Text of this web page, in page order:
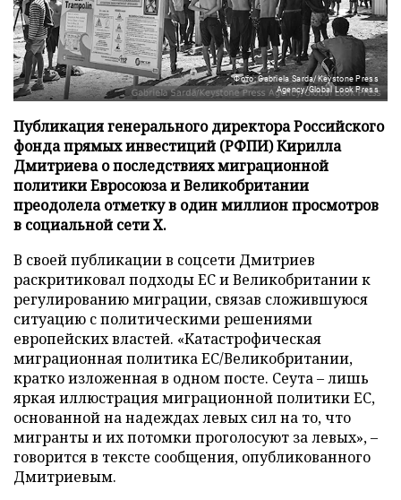
Фото: Gabriela Sarda/Keystone Press
Agency/Global Look Press
Публикация генерального директора Российского
фонда прямых инвестиций (РФПИ) Кирилла
Дмитриева о последствиях миграционной
политики Евросоюза и Великобритании
преодолела отметку в один миллион просмотров
в социальной сети X.
В своей публикации в соцсети Дмитриев
раскритиковал подходы ЕС и Великобритании к
регулированию миграции, связав сложившуюся
ситуацию с политическими решениями
европейских властей. «Катастрофическая
миграционная политика ЕС/Великобритании,
кратко изложенная в одном посте. Сеута – лишь
яркая иллюстрация миграционной политики ЕС,
основанной на надеждах левых сил на то, что
мигранты и их потомки проголосуют за левых», –
говорится в тексте сообщения, опубликованного
Дмитриевым.